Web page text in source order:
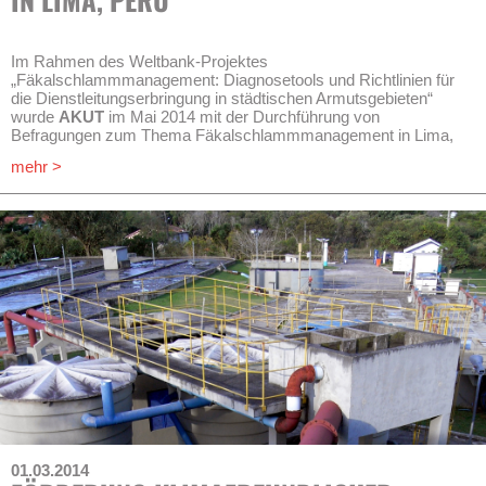
Im Rahmen des Weltbank-Projektes
„Fäkalschlammmanagement: Diagnosetools und Richtlinien für
die Dienstleitungserbringung in städtischen Armutsgebieten“
wurde AKUT im Mai 2014 mit der Durchführung von
Befragungen zum Thema Fäkalschlammmanagement in Lima,
Untersuchung, die in fünf Städten auf vier Kontinenten
stattfindet.
Dies beinhaltet die Durchführung einer Haushaltsbefragung (720
Haushalte) und Fokusgruppendiskussionen, Erfassung und
Analyse von Fäkalschlammproben und die Dokumentation von
Transektbegehungen und Feldbeobachtungen.
mehr >
01.03.2014